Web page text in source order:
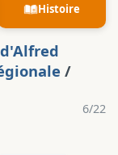
Histoire
/
6/22